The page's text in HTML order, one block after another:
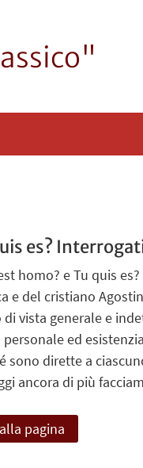
es?
homo? e Tu quis
e del cristiano
vista generale e
personale ed
sono dirette a
ancora di più
pagina